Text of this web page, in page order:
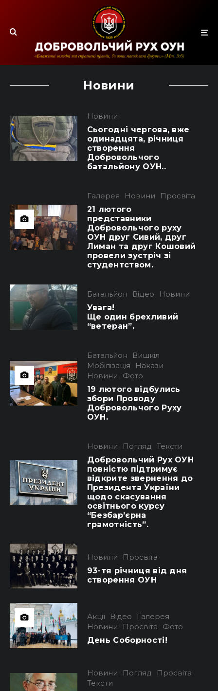
Новини
Новини
Сьогодні чергова, вже
одинадцята, річниця
створення
Добровольчого
батальйону ОУН..
Галерея Новини
Просвіта
21 лютого
представники
Добровольчого руху
ОУН друг Сивий, друг
Лиман та друг Кошовий
провели зустріч зі
студентством.
Батальйон Відео
Новини
Увага!
Ще один брехливий
“ветеран”.
Батальйон
Вишкіл
Мобілізація
Накази
Новини
Фото
19 лютого відбулись
збори Проводу
Добровольчого Руху
ОУН.
Новини Погляд
Тексти
Добровольчий Рух ОУН
повністю підтримує
відкрите звернення до
Президента України
щодо скасування
освітнього курсу
“Безбар’єрна
грамотність”.
Новини
Просвіта
93-тя річниця від дня
створення ОУН
Акції Відео
Галерея
Новини
Просвіта
Фото
День Соборності!
Новини Погляд
Просвіта
Тексти